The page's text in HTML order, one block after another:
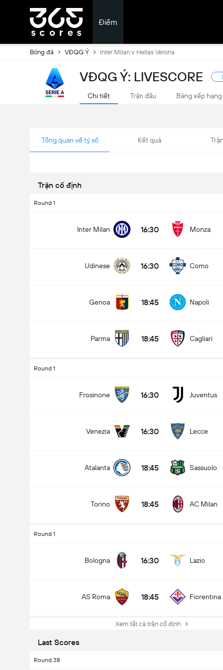
Điểm
Bóng đá VĐQG Ý Inter Milan v Hellas Verona
VĐQG Ý: LIVESCORE
Chi tiết Trận đấu Bảng xếp hạng
Tổng quan về tỷ số Kết quả
Trận cố định
Round 1
Inter Milan 16:30 Monza
Udinese 16:30 Como
Genoa 18:45 Napoli
Parma 18:45 Cagliari
Round 1
Frosinone 16:30 Juventus
Venezia 16:30 Lecce
Atalanta 18:45 Sassuolo
Torino 18:45 AC Milan
Round 1
Bologna 16:30 Lazio
AS Roma 18:45 Fiorentina
Xem tất cả trận cố định
Last Scores
Round 38